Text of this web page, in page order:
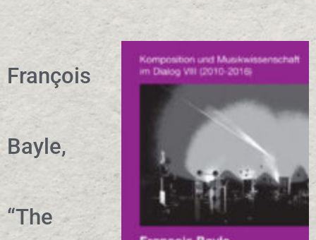
François
Bayle,
“The